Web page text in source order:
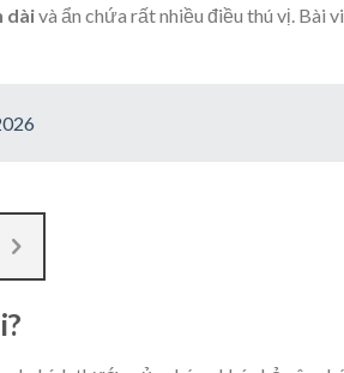
dàivà ẩn chứa rất nhiều điều thú vị. Bài